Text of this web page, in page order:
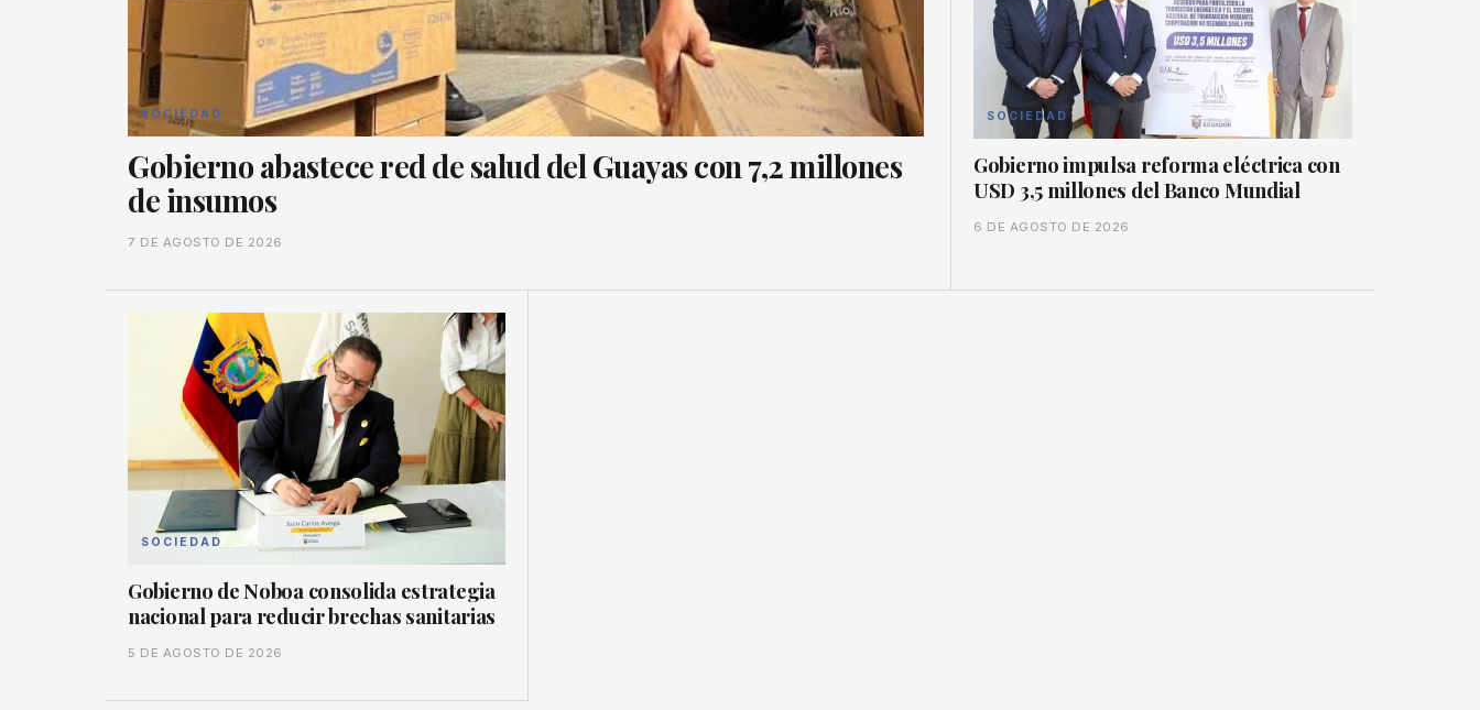
SOCIEDAD
Gobierno abastece red de salud del Guayas con 7,2 millones
de insumos
7 DE AGOSTO DE 2026
SOCIEDAD
Gobierno impulsa reforma eléctrica con
USD 3,5 millones del Banco Mundial
6 DE AGOSTO DE 2026
SOCIEDAD
Gobierno de Noboa consolida estrategia
nacional para reducir brechas sanitarias
5 DE AGOSTO DE 2026